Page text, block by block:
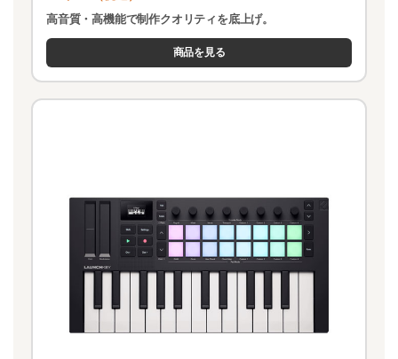
高音質・高機能で制作クオリティを底上げ。
商品を見る